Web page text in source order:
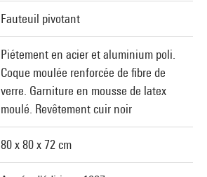
Fauteuil pivotant
Piétement en acier et aluminium poli.
Coque moulée renforcée de fibre de
verre. Garniture en mousse de latex
moulé. Revêtement cuir noir
80 x 80 x 72 cm